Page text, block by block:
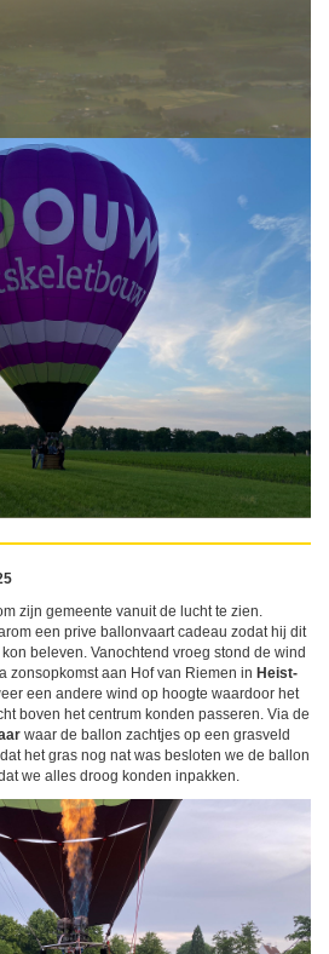
zijn gemeente vanuit de lucht te zien.
een prive ballonvaart cadeau zodat hij dit
beleven. Vanochtend vroeg stond de wind
zonsopkomst aan Hof van Riemen in Heist-
een andere wind op hoogte waardoor het
boven het centrum konden passeren. Via de
waar de ballon zachtjes op een grasveld
het gras nog nat was besloten we de ballon
we alles droog konden inpakken.